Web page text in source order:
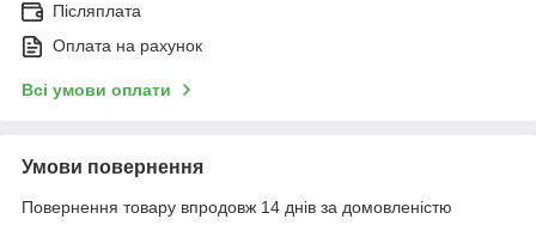
Післяплата
Оплата на рахунок
Всі умови оплати
Умови повернення
Повернення товару впродовж 14 днів за домовленістю